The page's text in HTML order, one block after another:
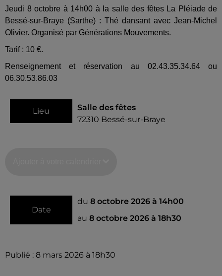
Jeudi 8 octobre à 14h00 à la salle des fêtes La Pléiade de
Bessé-sur-Braye (Sarthe) : Thé dansant avec Jean-Michel
Olivier. Organisé par Générations Mouvements.
Tarif : 10 €.
Renseignement et réservation au 02.43.35.34.64 ou
06.30.53.86.03
Lieu
Salle des fêtes
72310 Bessé-sur-Braye
Date
du 8 octobre 2026 à 14h00
au 8 octobre 2026 à 18h30
Publié : 8 mars 2026 à 18h30